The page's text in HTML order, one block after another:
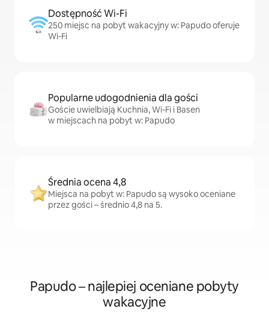
Dostępność Wi-Fi
250 miejsc na pobyt wakacyjny w: Papudo oferuje
Wi-Fi
Popularne udogodnienia dla gości
Goście uwielbiają Kuchnia, Wi-Fi i Basen
w miejscach na pobyt w: Papudo
Średnia ocena 4,8
Miejsca na pobyt w: Papudo są wysoko oceniane
przez gości – średnio 4,8 na 5.
Papudo – najlepiej oceniane pobyty
wakacyjne